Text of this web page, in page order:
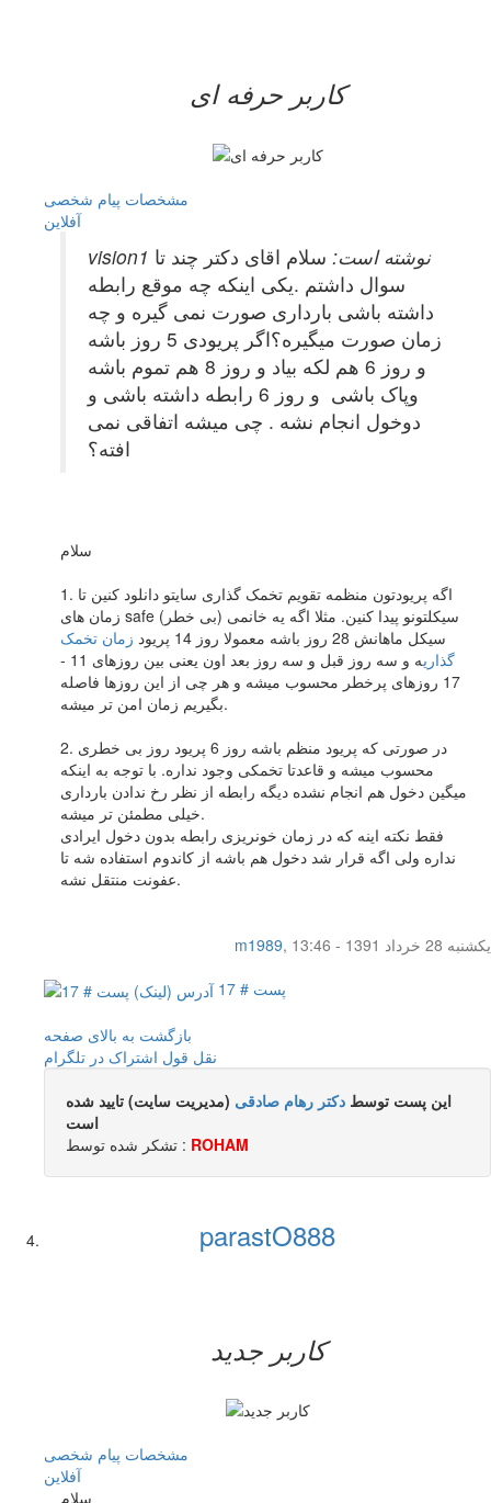
کاربر حرفه ای
مشخصات پیام شخصی
آفلاين
vision1 نوشته است: سلام اقای دکتر چند تا
سوال داشتم .یکی اینکه چه موقع رابطه
داشته باشی بارداری صورت نمی گیره و چه
زمان صورت میگیره؟اگر پریودی 5 روز باشه
و روز 6 هم لکه بیاد و روز 8 هم تموم باشه
وپاک باشی و روز 6 رابطه داشته باشی و
دوخول انجام نشه . چی میشه اتفاقی نمی
افته؟
سلام
1. اگه پریودتون منظمه تقویم تخمک گذاری سایتو دانلود کنین تا
زمان های safe (بی خطر) سیکلتونو پیدا کنین. مثلا اگه یه خانمی
سیکل ماهانش 28 روز باشه معمولا روز 14 پریود
زمان تخمک
گذاری
ه و سه روز قبل و سه روز بعد اون یعنی بین روزهای 11 -
17 روزهای پرخطر محسوب میشه و هر چی از این روزها فاصله
بگیریم زمان امن تر میشه.
2. در صورتی که پریود منظم باشه روز 6 پریود روز بی خطری
محسوب میشه و قاعدتا تخمکی وجود نداره. با توجه به اینکه
میگین دخول هم انجام نشده دیگه رابطه از نظر رخ ندادن بارداری
خیلی مطمئن تر میشه.
فقط نکته اینه که در زمان خونریزی رابطه بدون دخول ایرادی
نداره ولی اگه قرار شد دخول هم باشه از کاندوم استفاده شه تا
عفونت منتقل نشه.
m1989,
یکشنبه 28 خرداد 1391 - 13:46
پست # 17
بازگشت به بالای صفحه
نقل قول اشتراک در تلگرام
این پست توسط دکتر رهام صادقی (مدیریت سایت) تایید شده
است
تشکر شده توسط : ROHAM
parastO888
کاربر جدید
مشخصات پیام شخصی
آفلاين
سلام